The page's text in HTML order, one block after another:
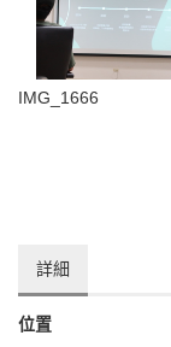
IMG_1666
詳細
位置